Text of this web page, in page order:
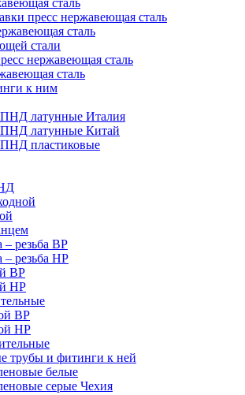
пресс нержавеющая сталь
сталь
стали
нержавеющая сталь
сталь
к ним
латунные Италия
латунные Китай
пластиковые
– резьба ВР
– резьба НР
ВР
НР
ВР
НР
трубы и фитинги к ней
белые
серые Чехия